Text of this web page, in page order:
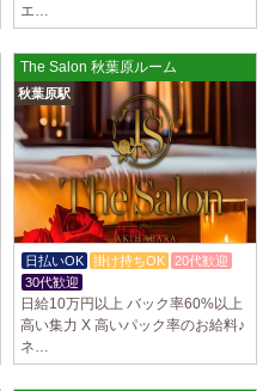
エ…
The Salon 秋葉原ルーム
秋葉原駅
日払いOK 掛け持ちOK
20代歓迎
30代歓迎
日給10万円以上 バック率60%以上
高い集力 X 高いパック率のお給料♪
ネ…